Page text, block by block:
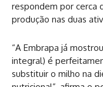
respondem por cerca
produção nas duas
“A Embrapa já
integral) é
substituir o milho na